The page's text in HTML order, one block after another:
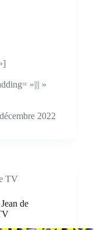
»||| »
2022
TV
de